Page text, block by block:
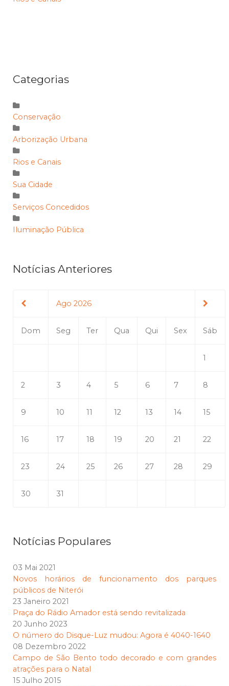
Categorias
Conservação
Arborização Urbana
Rios e Canais
Sua Cidade
Serviços Concedidos
Iluminação Pública
Notícias Anteriores
Ago 2026
Dom Seg Ter Qua Qui Sex Sáb
1
2 3 4 5 6 7 8
9 10 11 12 13 14 15
16 17 18 19 20 21 22
23 24 25 26 27 28 29
30 31
Notícias Populares
03 Mai 2021
Novos horários de funcionamento dos parques
públicos de Niterói
23 Janeiro 2021
Praça do Rádio Amador está sendo revitalizada
20 Junho 2023
O número do Disque-Luz mudou: Agora é 4040-1640
08 Dezembro 2022
Campo de São Bento todo decorado e com grandes
atrações para o Natal
15 Julho 2015